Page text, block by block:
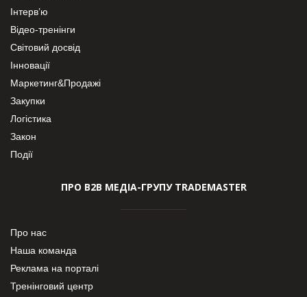
Інтерв’ю
Відео-тренінги
Світовий досвід
Інновації
Маркетинг&Продажі
Закупки
Логістика
Закон
Події
ПРО В2В МЕДІА-ГРУПУ TRADEMASTER
Про нас
Наша команда
Реклама на порталі
Тренінговий центр